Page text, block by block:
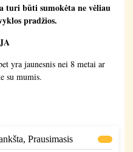
turi būti sumokėta ne vėliau
pradžios.
yra jaunesnis nei 8 metai ar
su mumis.
Prausimasis